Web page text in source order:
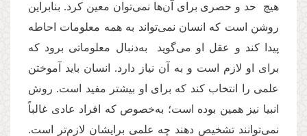
هیچ حد و حصری برای آن‌ها نمی‌توان معین کرد. بنابراین
روشن است که انسان نمی‌تواند به همه معلومات احاطه
پیدا کند و عقل او می‌گوید به‌دنبال معلوماتی برود که
برای او لازم است و به آن‌ نیاز دارد. انسان باید آموختن
علمی را انتخاب کند که برای او بیشتر مفید است. روش
انبیا نیز همین بوده است؛ به‌خصوص که افراد عادی غالباً
نمی‌توانند تشخیص دهند چه علمی برایشان لازم‌تر است.